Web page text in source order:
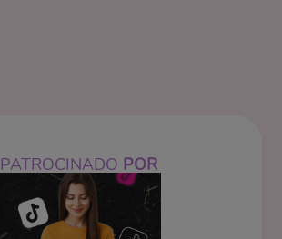
PATROCINADO POR